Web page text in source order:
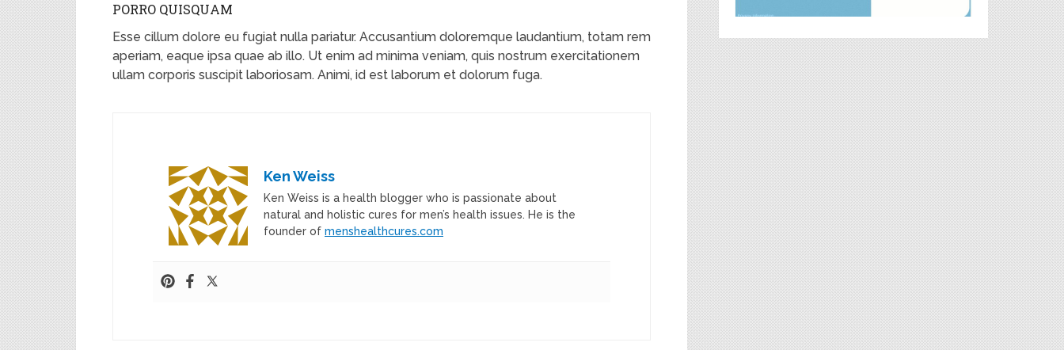
PORRO QUISQUAM
Esse cillum dolore eu fugiat nulla pariatur. Accusantium doloremque laudantium, totam rem
aperiam, eaque ipsa quae ab illo. Ut enim ad minima veniam, quis nostrum exercitationem
ullam corporis suscipit laboriosam. Animi, id est laborum et dolorum fuga.
Ken Weiss
Ken Weiss is a health blogger who is passionate about
natural and holistic cures for men’s health issues. He is the
founder of menshealthcures.com